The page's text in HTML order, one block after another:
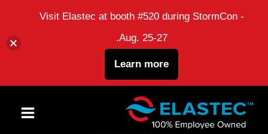
Visit Elastec at booth #520 during StormCon -
Aug. 25-27.
Learn more